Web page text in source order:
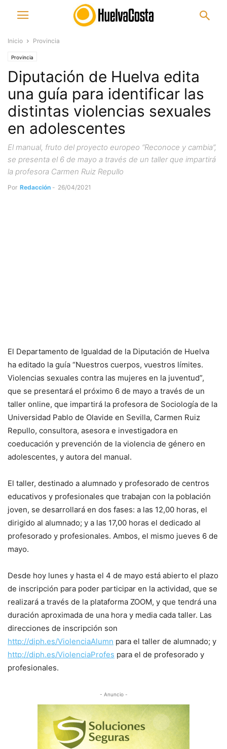
Inicio Provincia
Provincia
Diputación de Huelva edita
una guía para identificar las
distintas violencias sexuales
en adolescentes
El manual, fruto del proyecto europeo “Reconoce y cambia”,
se presenta el 6 de mayo a través de un taller que impartirá
la profesora Carmen Ruiz Repullo
Por Redacción - 26/04/2021
El Departamento de Igualdad de la Diputación de Huelva
ha editado la guía “Nuestros cuerpos, vuestros límites.
Violencias sexuales contra las mujeres en la juventud”,
que se presentará el próximo 6 de mayo a través de un
taller online, que impartirá la profesora de Sociología de la
Universidad Pablo de Olavide en Sevilla, Carmen Ruiz
Repullo, consultora, asesora e investigadora en
coeducación y prevención de la violencia de género en
adolescentes, y autora del manual.
El taller, destinado a alumnado y profesorado de centros
educativos y profesionales que trabajan con la población
joven, se desarrollará en dos fases: a las 12,00 horas, el
dirigido al alumnado; y a las 17,00 horas el dedicado al
profesorado y profesionales. Ambos, el mismo jueves 6 de
mayo.
Desde hoy lunes y hasta el 4 de mayo está abierto el plazo
de inscripción para poder participar en la actividad, que se
realizará a través de la plataforma ZOOM, y que tendrá una
duración aproximada de una hora y media cada taller. Las
direcciones de inscripción son
http://diph.es/ViolenciaAlumn para el taller de alumnado; y
http://diph.es/ViolenciaProfes para el de profesorado y
profesionales.
- Anuncio -